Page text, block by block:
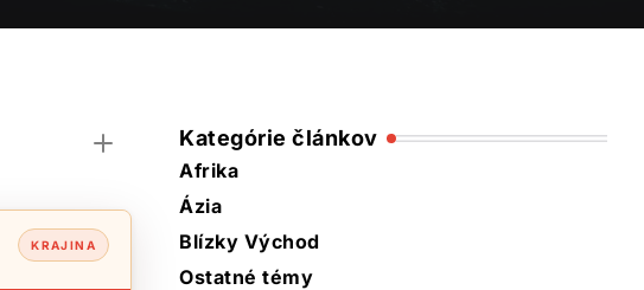
KRAJINA
Kategórie článkov
Afrika
Ázia
Blízky Východ
Ostatné témy